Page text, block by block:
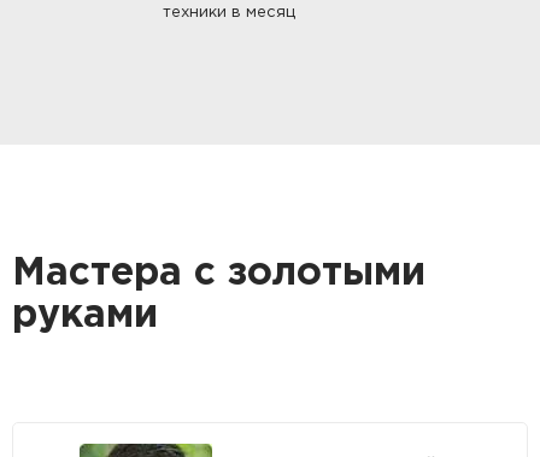
техники в месяц
Мастера с золотыми
руками